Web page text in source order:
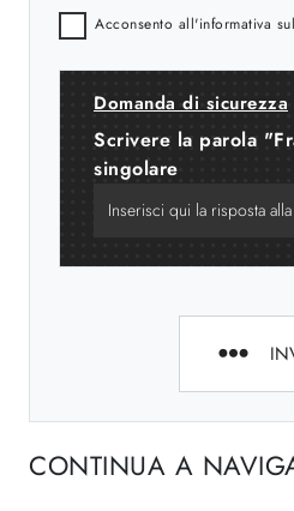
Acconsento all'informativa
Domanda di sicurezza
Scrivere la parola
singolare
CONTINUA A